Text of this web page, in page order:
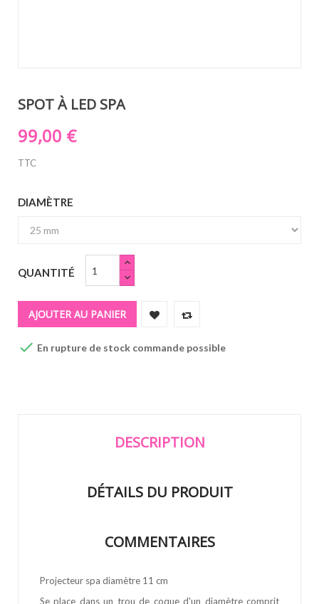
SPOT À LED SPA
99,00 €
TTC
DIAMÈTRE
QUANTITÉ
AJOUTER AU PANIER
 En rupture de stock commande possible
DESCRIPTION
DÉTAILS DU PRODUIT
COMMENTAIRES
Projecteur spa diamètre 11 cm
Se place dans un trou de coque d'un diamètre comprit